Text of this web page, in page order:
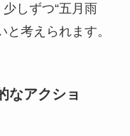
しずつ“五月雨
考えられます。
なアクショ